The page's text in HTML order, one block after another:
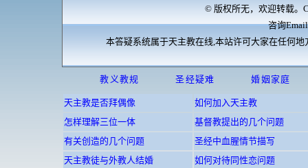
© 版权所无，欢迎转载。
咨询
本答疑系统属于天主教在线,本站许可大家在任何地
教义教规 圣经疑难 婚姻家庭
天主教是否拜偶像
如何加入天主教
怎样理解三位一体
基督教提出的几个问题
有关创造的几个问题
圣经中血腥情节描写
天主教徒与外教人结婚
如何对待同性恋问题